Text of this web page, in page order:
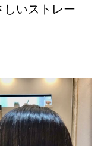
いストレー